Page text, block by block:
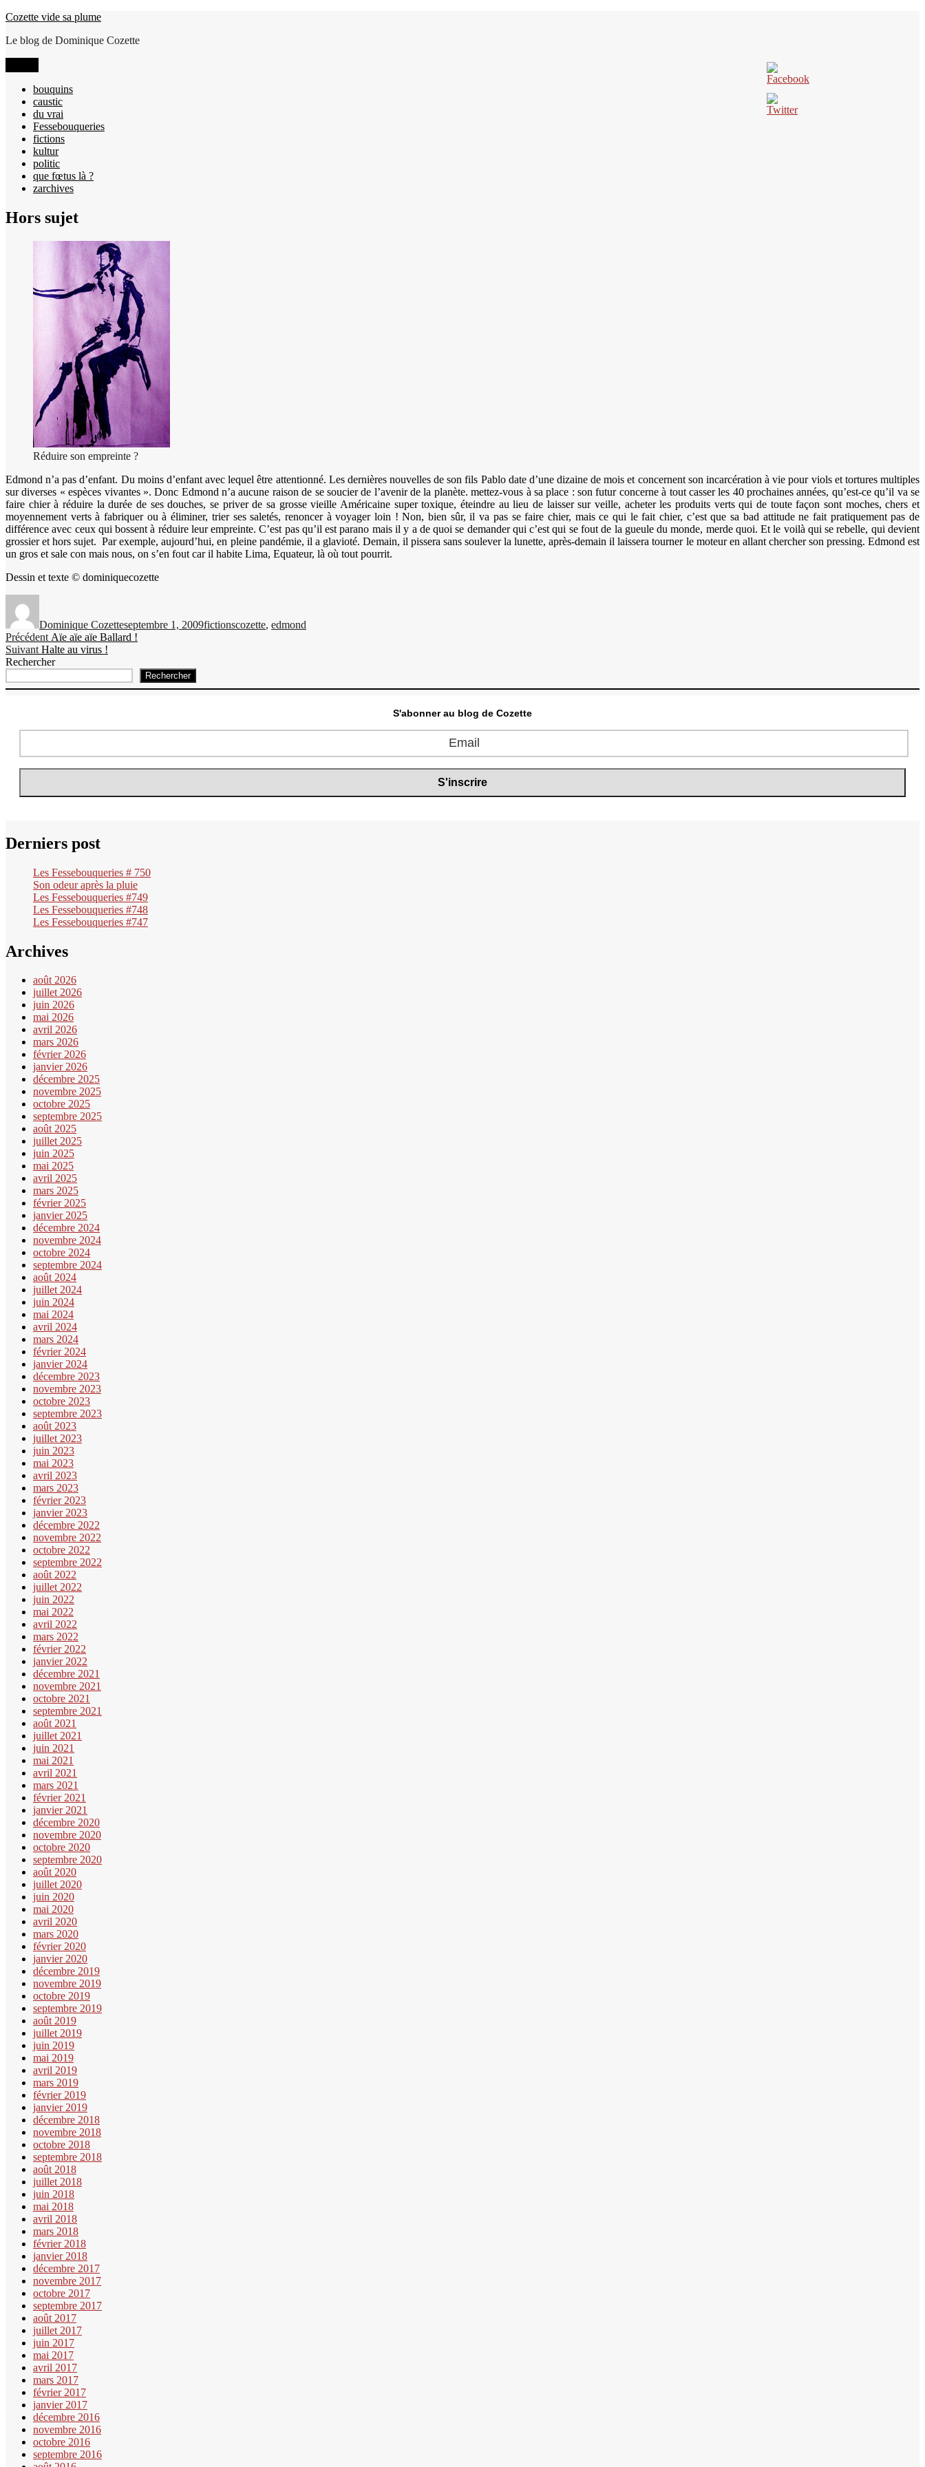
Aller
contenu
Cozette vide sa plume
Le blog de Dominique Cozette
bouquins
caustic
du vrai
Fessebouqueries
fictions
kultur
politic
que fœtus là ?
zarchives
Hors sujet
Réduire son empreinte ?
Edmond n’a pas d’enfant. Du moins d’enfant avec lequel être attentionné. Les dernières nouvelles de son fils Pablo date d’une dizaine de mois et concernent son incarcération à vie pour viols et tortures multiples
sur diverses « espèces vivantes ». Donc Edmond n’a aucune raison de se soucier de l’avenir de la planète. mettez-vous à sa place : son futur concerne à tout casser les 40 prochaines années, qu’est-ce qu’il va se
faire chier à réduire la durée de ses douches, se priver de sa grosse vieille Américaine super toxique, éteindre au lieu de laisser sur veille, acheter les produits verts qui de toute façon sont moches, chers et
moyennement verts à fabriquer ou à éliminer, trier ses saletés, renoncer à voyager loin ! Non, bien sûr, il va pas se faire chier, mais ce qui le fait chier, c’est que sa bad attitude ne fait pratiquement pas de
différence avec ceux qui bossent à réduire leur empreinte. C’est pas qu’il est parano mais il y a de quoi se demander qui c’est qui se fout de la gueule du monde, merde quoi. Et le voilà qui se rebelle, qui devient
grossier et hors sujet. Par exemple, aujourd’hui, en pleine pandémie, il a glavioté. Demain, il pissera sans soulever la lunette, après-demain il laissera tourner le moteur en allant chercher son pressing. Edmond est
un gros et sale con mais nous, on s’en fout car il habite Lima, Equateur, là où tout pourrit.
Dessin et texte © dominiquecozette
Dominique Cozetteseptembre 1, 2009fictionscozette, edmond
Navigation
de
Précédent Publication
précédente :
Aïe aïe aïe Ballard !
Suivant Publication
suivante :
Halte au virus !
Rechercher
Rechercher
S'abonner au blog de Cozette
Derniers post
Les Fessebouqueries # 750
Son odeur après la pluie
Les Fessebouqueries #749
Les Fessebouqueries #748
Les Fessebouqueries #747
Archives
août 2026
juillet 2026
juin 2026
mai 2026
avril 2026
mars 2026
février 2026
janvier 2026
décembre 2025
novembre 2025
octobre 2025
septembre 2025
août 2025
juillet 2025
juin 2025
mai 2025
avril 2025
mars 2025
février 2025
janvier 2025
décembre 2024
novembre 2024
octobre 2024
septembre 2024
août 2024
juillet 2024
juin 2024
mai 2024
avril 2024
mars 2024
février 2024
janvier 2024
décembre 2023
novembre 2023
octobre 2023
septembre 2023
août 2023
juillet 2023
juin 2023
mai 2023
avril 2023
mars 2023
février 2023
janvier 2023
décembre 2022
novembre 2022
octobre 2022
septembre 2022
août 2022
juillet 2022
juin 2022
mai 2022
avril 2022
mars 2022
février 2022
janvier 2022
décembre 2021
novembre 2021
octobre 2021
septembre 2021
août 2021
juillet 2021
juin 2021
mai 2021
avril 2021
mars 2021
février 2021
janvier 2021
décembre 2020
novembre 2020
octobre 2020
septembre 2020
août 2020
juillet 2020
juin 2020
mai 2020
avril 2020
mars 2020
février 2020
janvier 2020
décembre 2019
novembre 2019
octobre 2019
septembre 2019
août 2019
juillet 2019
juin 2019
mai 2019
avril 2019
mars 2019
février 2019
janvier 2019
décembre 2018
novembre 2018
octobre 2018
septembre 2018
août 2018
juillet 2018
juin 2018
mai 2018
avril 2018
mars 2018
février 2018
janvier 2018
décembre 2017
novembre 2017
octobre 2017
septembre 2017
août 2017
juillet 2017
juin 2017
mai 2017
avril 2017
mars 2017
février 2017
janvier 2017
décembre 2016
novembre 2016
octobre 2016
septembre 2016